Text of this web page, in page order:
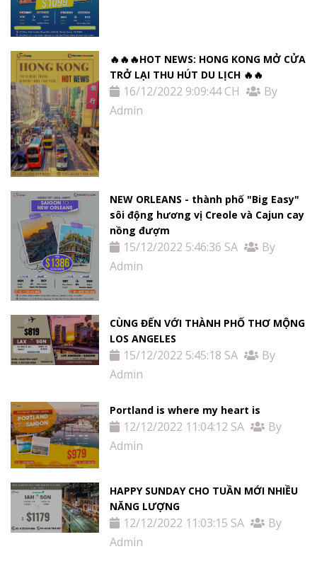
🔥🔥🔥HOT NEWS: HONG KONG MỞ CỬA
TRỞ LẠI THU HÚT DU LỊCH 🔥🔥
16/12/2022 9:09:44 CH
By
Admin
NEW ORLEANS - thành phố "Big Easy"
sôi động hương vị Creole và Cajun cay
nồng đượm
15/12/2022 5:46:36 SA
By
Admin
CÙNG ĐẾN VỚI THÀNH PHỐ THƠ MỘNG
LOS ANGELES
15/12/2022 5:45:18 SA
By
Admin
Portland is where my heart is
12/12/2022 11:04:12 SA
By
Admin
HAPPY SUNDAY CHO TUẦN MỚI NHIỀU
NĂNG LƯỢNG
12/12/2022 11:03:15 SA
By
Admin